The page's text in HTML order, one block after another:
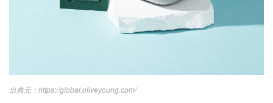
https://global.oliveyoung.com/